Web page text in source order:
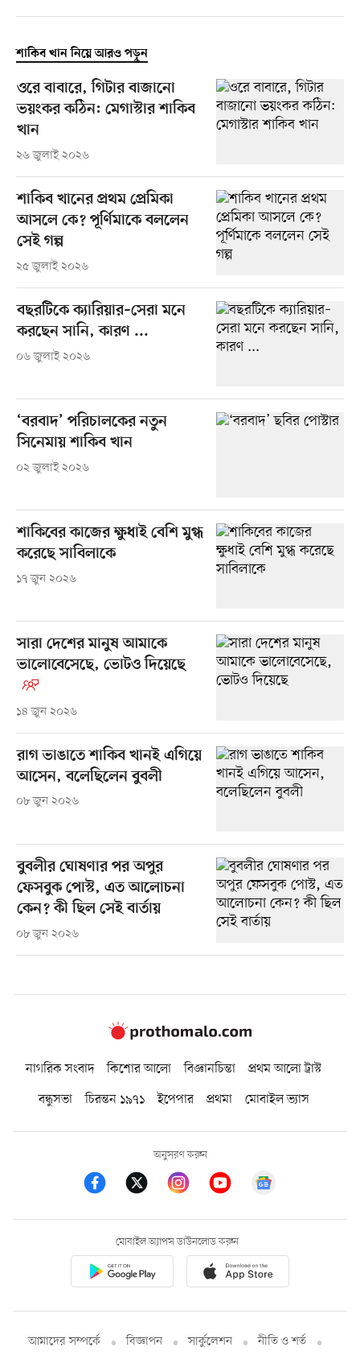
শাকিব খান নিয়ে আরও পড়ুন
ওরে বাবারে, গিটার বাজানো
ভয়ংকর কঠিন: মেগাস্টার শাকিব
খান
২৬ জুলাই ২০২৬
শাকিব খানের প্রথম প্রেমিকা
আসলে কে? পূর্ণিমাকে বললেন
সেই গল্প
২৫ জুলাই ২০২৬
বছরটিকে ক্যারিয়ার–সেরা মনে
করছেন সানি, কারণ ...
০৬ জুলাই ২০২৬
‘বরবাদ’ পরিচালকের নতুন
সিনেমায় শাকিব খান
০২ জুলাই ২০২৬
শাকিবের কাজের ক্ষুধাই বেশি মুগ্ধ
করেছে সাবিলাকে
১৭ জুন ২০২৬
সারা দেশের মানুষ আমাকে
ভালোবেসেছে, ভোটও দিয়েছে
১৪ জুন ২০২৬
রাগ ভাঙাতে শাকিব খানই এগিয়ে
আসেন, বলেছিলেন বুবলী
০৮ জুন ২০২৬
বুবলীর ঘোষণার পর অপুর
ফেসবুক পোস্ট, এত আলোচনা
কেন? কী ছিল সেই বার্তায়
০৮ জুন ২০২৬
নাগরিক সংবাদ কিশোর আলো বিজ্ঞানচিন্তা
প্রথম আলো ট্রাস্ট
বন্ধুসভা
চিরন্তন ১৯৭১ ইপেপার প্রথমা মোবাইল ভ্যাস
অনুসরণ করুন
মোবাইল অ্যাপস ডাউনলোড করুন
আমাদের সম্পর্কে বিজ্ঞাপন সার্কুলেশন নীতি ও শর্ত